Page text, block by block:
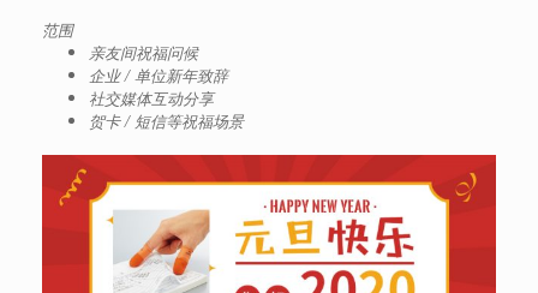
范围
亲友间祝福问候
企业 / 单位新年致辞
社交媒体互动分享
贺卡 / 短信等祝福场景